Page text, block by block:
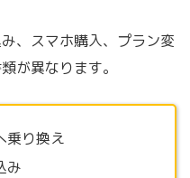
、スマホ購入、プラン変
が異なります。
乗り換え
み